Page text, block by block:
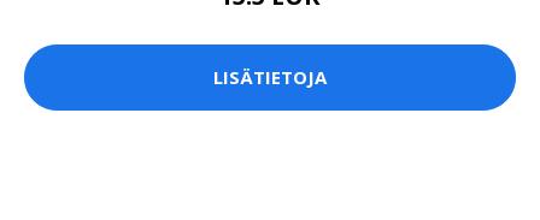
LISÄTIETOJA